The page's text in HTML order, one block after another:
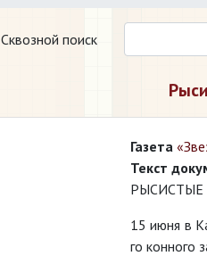
Сквозной поиск
Газета
Текст
РЫСИСТЫЕ
15 июня в
го конного